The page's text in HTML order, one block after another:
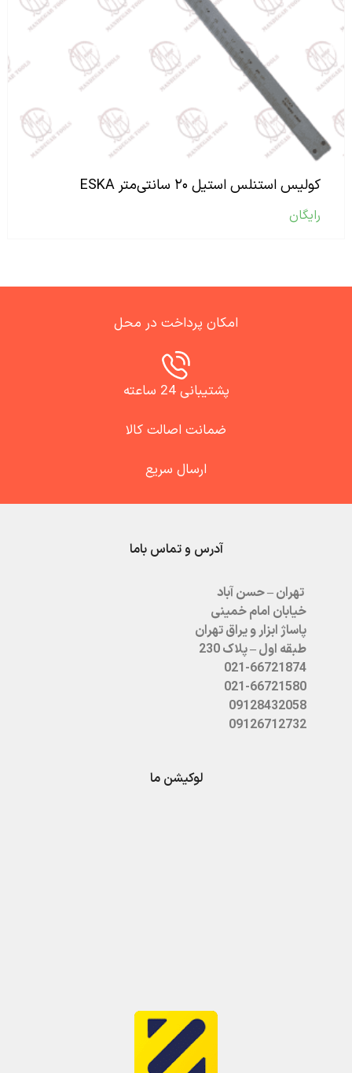
کولیس استنلس استیل ۲۰ سانتی‌متر ESKA
رایگان
امکان پرداخت در محل
پشتیبانی 24 ساعته
ضمانت اصالت کالا
ارسال سریع
آدرس و تماس باما
تهران – حسن آباد
خیابان امام خمینی
پاساژ ابزار و یراق تهران
طبقه اول – پلاک 230
021-66721874
021-66721580
09128432058
09126712732
لوکیشن ما